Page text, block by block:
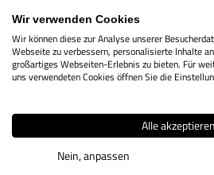
9M05.3.38
gerichteten
Messbacken
300
9M05.3.39
Messschieber
mit nach
innen
Wir verwenden Cookies
Wir können diese zur Analyse unserer
Webseite zu verbessern, personalisierte Inhalte
großartiges Webseiten-Erlebnis zu bieten. Für
uns verwendeten Cookies öffnen Sie die
Alle akzeptieren
Nein, anpassen